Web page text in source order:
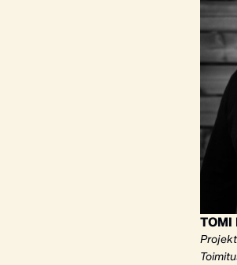
TOMI